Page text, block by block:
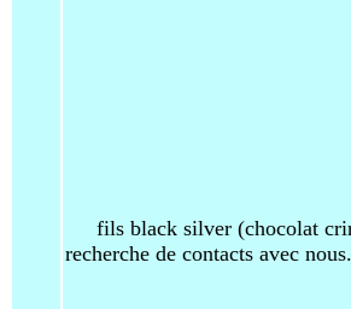
fils black silver (chocolat
recherche de contacts avec